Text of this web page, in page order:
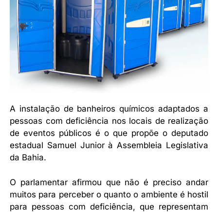
A instalação de banheiros químicos adaptados a
pessoas com deficiência nos locais de realização
de eventos públicos é o que propõe o deputado
estadual Samuel Junior à Assembleia Legislativa
da Bahia.
O parlamentar afirmou que não é preciso andar
muitos para perceber o quanto o ambiente é hostil
para pessoas com deficiência, que representam